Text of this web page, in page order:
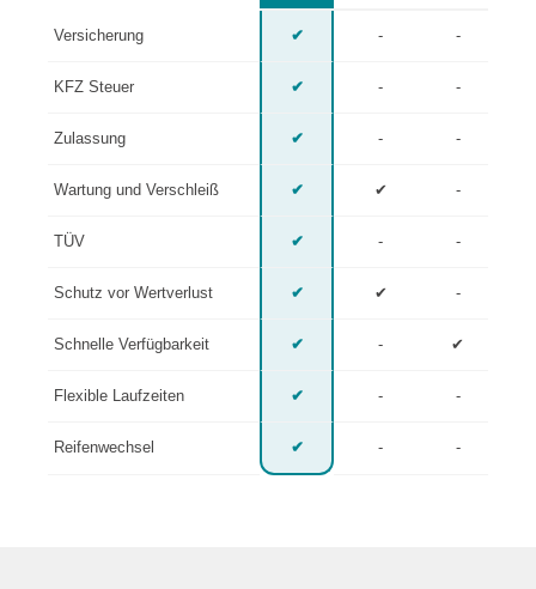
Versicherung ✔ - -
KFZ Steuer ✔ - -
Zulassung ✔ - -
Wartung und Verschleiß ✔ ✔ -
TÜV ✔ - -
Schutz vor Wertverlust ✔ ✔ -
Schnelle Verfügbarkeit ✔ - ✔
Flexible Laufzeiten ✔ - -
Reifenwechsel ✔ - -